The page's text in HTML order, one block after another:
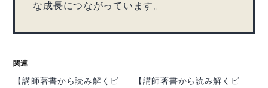
な成長につながっています。
関連
【講師著書から読み解くビ
【講師著書から読み解くビ